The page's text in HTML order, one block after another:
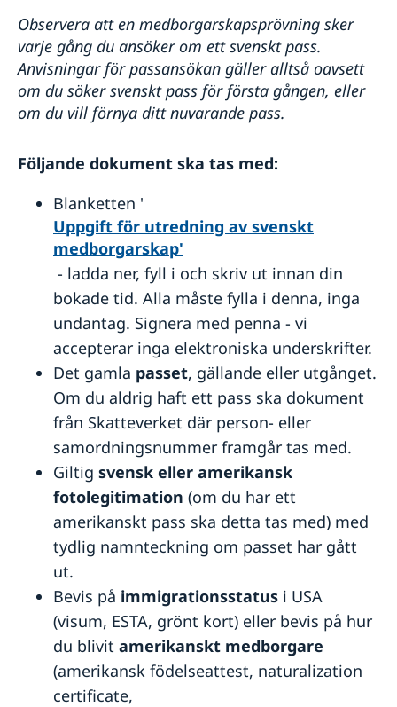
Naturförhållanden och katastrofer
Hälso- och sjukvård
Lokala lagar och sedvänjor
Trafiksäkerhet
Observera att en medborgarskapsprövning sker
varje gång du ansöker om ett svenskt pass.
Anvisningar för passansökan gäller alltså oavsett
om du söker svenskt pass för första gången, eller
om du vill förnya ditt nuvarande pass.
Följande dokument ska tas med:
Blanketten '
Uppgift för utredning av svenskt
medborgarskap'
- ladda ner, fyll i och skriv ut innan din
bokade tid. Alla måste fylla i denna, inga
undantag. Signera med penna - vi
accepterar inga elektroniska underskrifter.
Det gamla passet, gällande eller utgånget.
Om du aldrig haft ett pass ska dokument
från Skatteverket där person- eller
samordningsnummer framgår tas med.
Giltig svensk eller amerikansk
fotolegitimation (om du har ett
amerikanskt pass ska detta tas med) med
tydlig namnteckning om passet har gått
ut.
Bevis på immigrationsstatus i USA
(visum, ESTA, grönt kort) eller bevis på hur
du blivit amerikanskt medborgare
(amerikansk födelseattest, naturalization
certificate,